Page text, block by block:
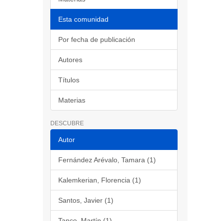
Esta comunidad
Por fecha de publicación
Autores
Títulos
Materias
DESCUBRE
Autor
Fernández Arévalo, Tamara (1)
Kalemkerian, Florencia (1)
Santos, Javier (1)